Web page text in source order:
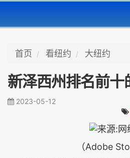
首页 看纽约 大纽约
新泽西州排名前十
2023-05-12
（Adobe